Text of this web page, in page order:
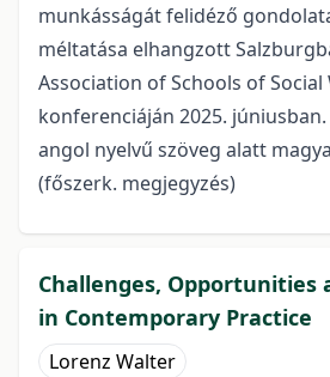
munkásságát felidéző
méltatása elhangzott
Association of Schools of Social
konferenciáján 2025.
angol nyelvű szöveg alatt
(főszerk. megjegyzés)
Challenges, Opportunities
in Contemporary Practice
Lorenz Walter